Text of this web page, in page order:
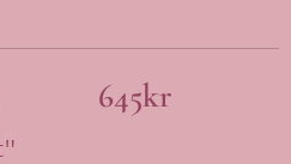
645kr